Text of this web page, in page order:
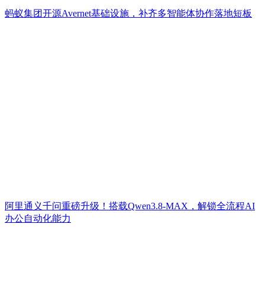
蚂蚁集团开源Avernet基础设施，补齐多智能体协作落地短板
阿里通义千问重磅升级！搭载Qwen3.8-MAX，解锁全流程AI
办公自动化能力